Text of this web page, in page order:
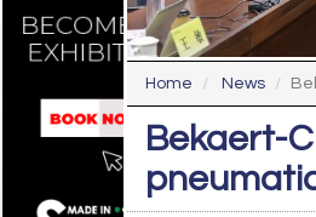
Home News
Bekaert-